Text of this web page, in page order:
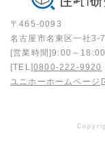
〒465-0093
名古屋市名東区一社3-7
[営業時間]9:00～18:00
[TEL]0800-222-9920
ユニホーホームページ